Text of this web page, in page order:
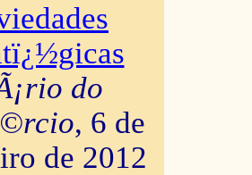
do
, 6 de
de 2012